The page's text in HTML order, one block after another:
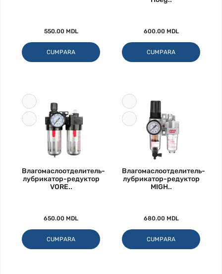
550.00 MDL
CUMPARA
600.00 MDL
CUMPARA
Влагомаслоотделитель-
лубрикатор-редуктор
VORE..
650.00 MDL
CUMPARA
Влагомаслоотделитель-
лубрикатор-редуктор
MIGH..
680.00 MDL
CUMPARA